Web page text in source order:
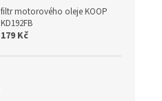
filtr motorového oleje KOOP
KD192FB
179 Kč